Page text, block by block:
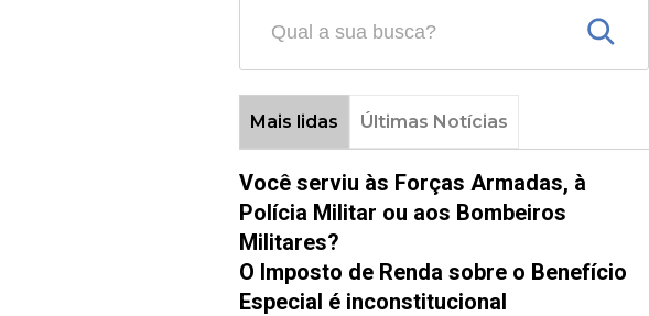
Mais lidas Últimas Notícias
Você serviu às Forças Armadas, à
Polícia Militar ou aos Bombeiros
Militares?
O Imposto de Renda sobre o Benefício
Especial é inconstitucional